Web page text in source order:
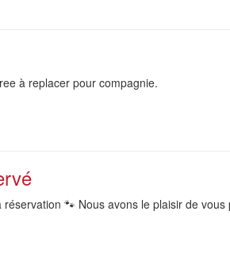
à replacer pour compagnie.
🐾 Nous avons le plaisir de